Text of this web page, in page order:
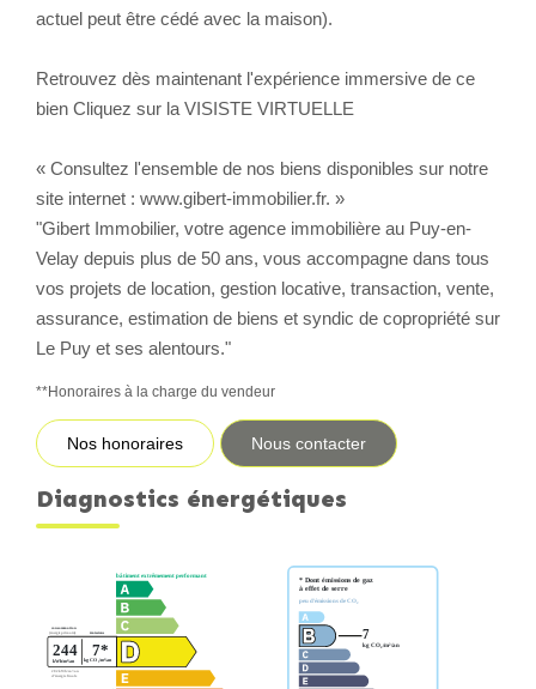
actuel peut être cédé avec la maison).
Retrouvez dès maintenant l'expérience immersive de ce
bien Cliquez sur la VISISTE VIRTUELLE
« Consultez l'ensemble de nos biens disponibles sur notre
site internet : www.gibert-immobilier.fr. »
"Gibert Immobilier, votre agence immobilière au Puy-en-
Velay depuis plus de 50 ans, vous accompagne dans tous
vos projets de location, gestion locative, transaction, vente,
assurance, estimation de biens et syndic de copropriété sur
Le Puy et ses alentours."
**Honoraires à la charge du vendeur
Nos honoraires Nous contacter
Diagnostics énergétiques